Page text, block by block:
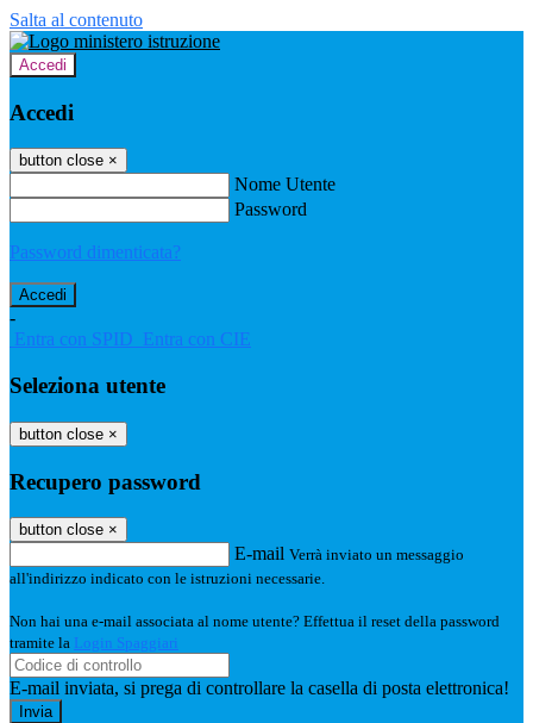
Salta al contenuto
Accedi
Accedi
button close ×
Nome Utente
Password
Password dimenticata?
-
Entra con SPID Entra con CIE
Seleziona utente
button close ×
Recupero password
button close ×
E-mail Verrà inviato un messaggio
all'indirizzo indicato con le istruzioni necessarie.
Non hai una e-mail associata al nome utente? Effettua il reset della password
tramite la Login Spaggiari
E-mail inviata, si prega di controllare la casella di posta elettronica!